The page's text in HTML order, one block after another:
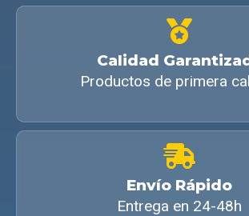
Calidad
Productos de primera
Envío Rápido
Entrega en 24-48h